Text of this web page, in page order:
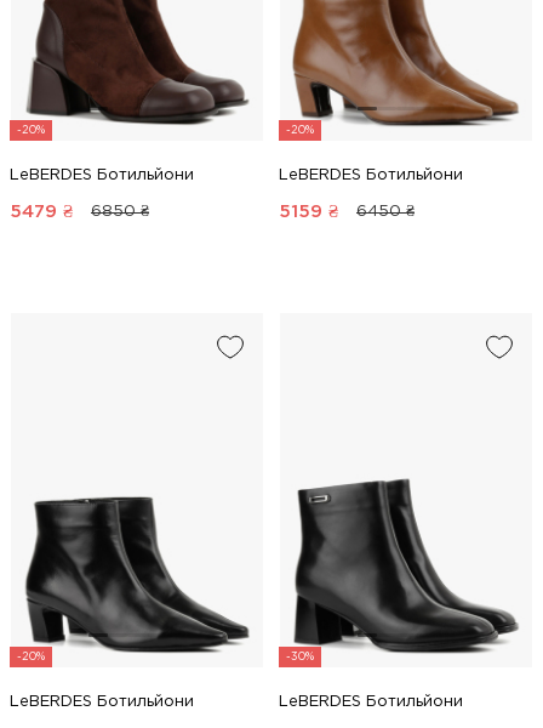
-20%
LeBERDES Ботильйони
5479 ₴ 6850 ₴
-20%
LeBERDES Ботильйони
5159 ₴ 6450 ₴
-20%
LeBERDES Ботильйони
-30%
LeBERDES Ботильйони